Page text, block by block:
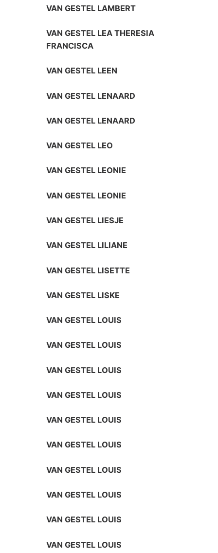
VAN GESTEL LAMBERT
VAN GESTEL LEA THERESIA
FRANCISCA
VAN GESTEL LEEN
VAN GESTEL LENAARD
VAN GESTEL LENAARD
VAN GESTEL LEO
VAN GESTEL LEONIE
VAN GESTEL LEONIE
VAN GESTEL LIESJE
VAN GESTEL LILIANE
VAN GESTEL LISETTE
VAN GESTEL LISKE
VAN GESTEL LOUIS
VAN GESTEL LOUIS
VAN GESTEL LOUIS
VAN GESTEL LOUIS
VAN GESTEL LOUIS
VAN GESTEL LOUIS
VAN GESTEL LOUIS
VAN GESTEL LOUIS
VAN GESTEL LOUIS
VAN GESTEL LOUIS